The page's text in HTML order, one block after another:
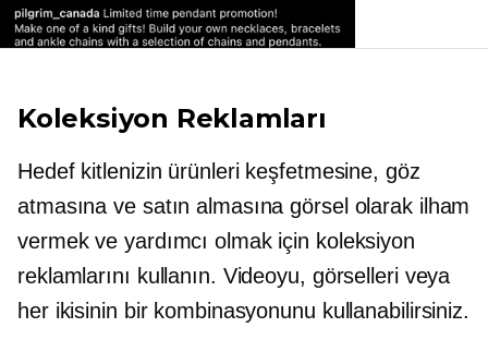
Koleksiyon Reklamları
Hedef kitlenizin ürünleri keşfetmesine, göz
atmasına ve satın almasına görsel olarak ilham
vermek ve yardımcı olmak için koleksiyon
reklamlarını kullanın. Videoyu, görselleri veya
her ikisinin bir kombinasyonunu kullanabilirsiniz.